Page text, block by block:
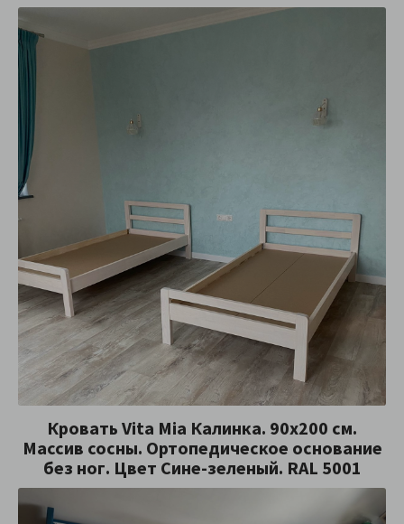
Кровать Vita Mia Калинка. 90х200 см.
Массив сосны. Ортопедическое основание
без ног. Цвет Сине-зеленый. RAL 5001